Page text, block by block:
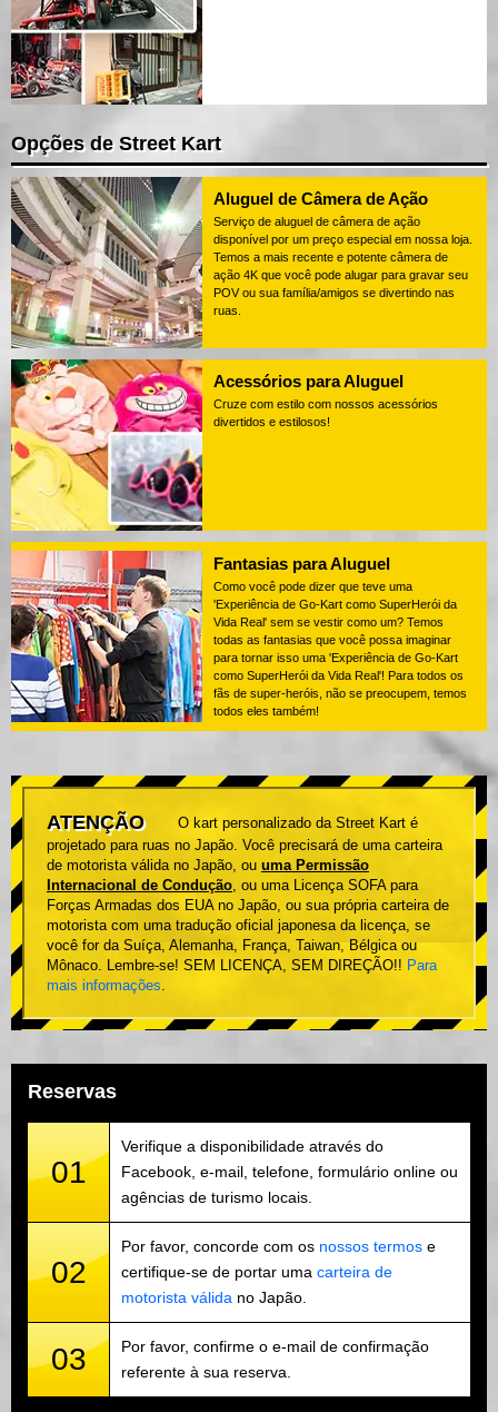
Opções de Street Kart
Aluguel de Câmera de Ação
Serviço de aluguel de câmera de ação
disponível por um preço especial em nossa loja.
Temos a mais recente e potente câmera de
ação 4K que você pode alugar para gravar seu
POV ou sua família/amigos se divertindo nas
ruas.
Acessórios para Aluguel
Cruze com estilo com nossos acessórios
divertidos e estilosos!
Fantasias para Aluguel
Como você pode dizer que teve uma
'Experiência de Go-Kart como SuperHerói da
Vida Real' sem se vestir como um? Temos
todas as fantasias que você possa imaginar
para tornar isso uma 'Experiência de Go-Kart
como SuperHerói da Vida Real'! Para todos os
fãs de super-heróis, não se preocupem, temos
todos eles também!
ATENÇÃO
O kart personalizado da Street Kart é
projetado para ruas no Japão. Você precisará de uma carteira
de motorista válida no Japão, ou uma Permissão
Internacional de Condução, ou uma Licença SOFA para
Forças Armadas dos EUA no Japão, ou sua própria carteira de
motorista com uma tradução oficial japonesa da licença, se
você for da Suíça, Alemanha, França, Taiwan, Bélgica ou
Mônaco. Lembre-se! SEM LICENÇA, SEM DIREÇÃO!! Para
mais informações.
Reservas
01
Verifique a disponibilidade através do
Facebook, e-mail, telefone, formulário online ou
agências de turismo locais.
02
Por favor, concorde com os nossos termos e
certifique-se de portar uma carteira de
motorista válida no Japão.
03
Por favor, confirme o e-mail de confirmação
referente à sua reserva.